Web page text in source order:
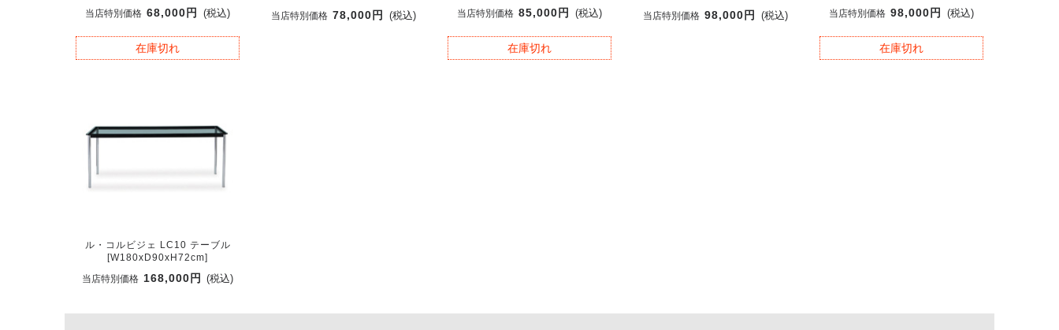
当店特別価格 68,000円 (税込)
在庫切れ
当店特別価格 78,000円 (税込)
当店特別価格 85,000円 (税込)
在庫切れ
当店特別価格 98,000円 (税込)
当店特別価格 98,000円 (税込)
在庫切れ
ル・コルビジェ LC10 テーブル
[W180xD90xH72cm]
当店特別価格 168,000円 (税込)